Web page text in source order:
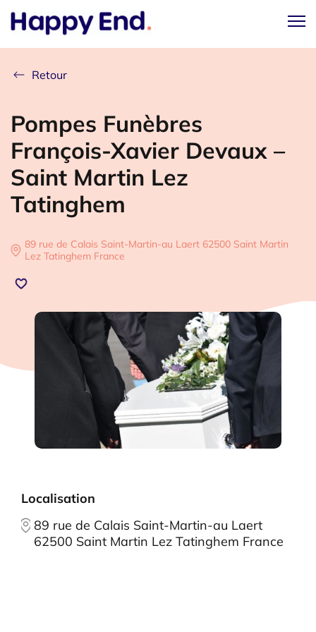
Retour
Pompes Funèbres
François-Xavier Devaux –
Saint Martin Lez
Tatinghem
89 rue de Calais Saint-Martin-au Laert 62500 Saint Martin
Lez Tatinghem France
Localisation
89 rue de Calais Saint-Martin-au Laert
62500 Saint Martin Lez Tatinghem France